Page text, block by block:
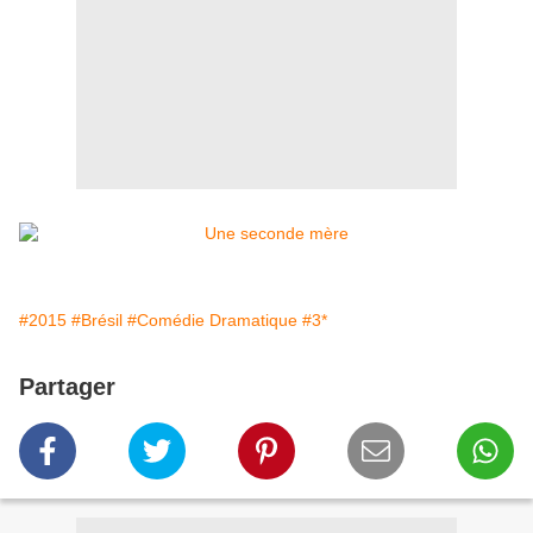
#2015 #Brésil #Comédie Dramatique #3*
Partager